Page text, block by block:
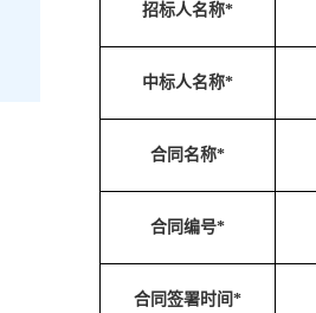
招标人名称*
中标人名称*
合同名称*
合同编号*
合同签署时间*